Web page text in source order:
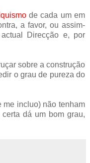
de cada um em
a favor, ou assim-
Direcção e, por
sobre a construção
o grau de pureza do
me incluo) não tenham
dá um bom grau,